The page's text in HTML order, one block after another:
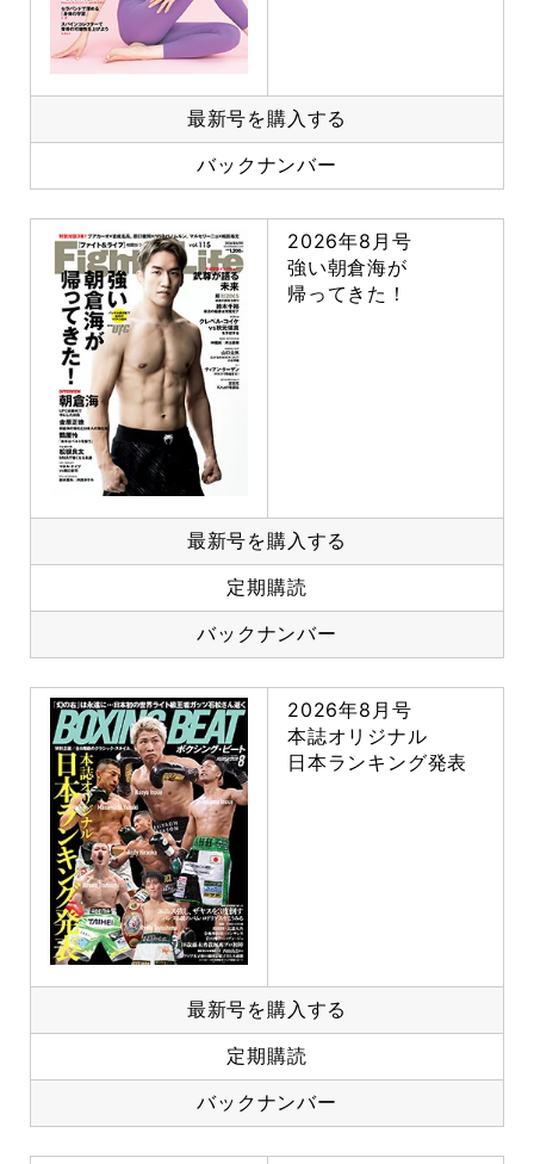
最新号を購入する
バックナンバー
2026年8月号
強い朝倉海が
帰ってきた！
最新号を購入する
定期購読
バックナンバー
2026年8月号
本誌オリジナル
日本ランキング発表
最新号を購入する
定期購読
バックナンバー